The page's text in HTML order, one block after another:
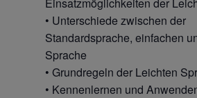
• Unterschiede zwischen der
Standardsprache, einfachen
Sprache
• Grundregeln der Leichten
• Kennenlernen und